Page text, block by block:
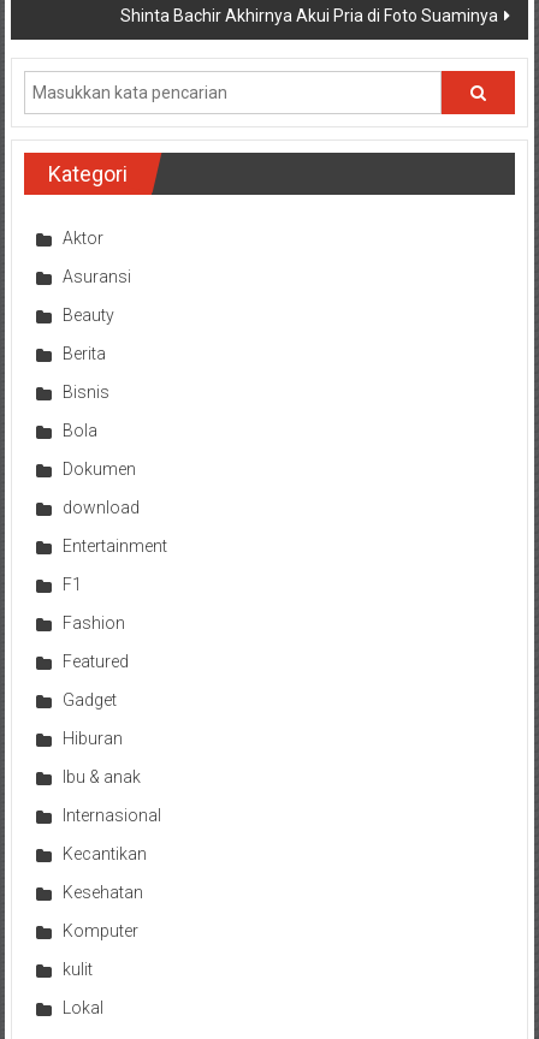
Shinta Bachir Akhirnya Akui Pria di Foto Suaminya
Kategori
Aktor
Asuransi
Beauty
Berita
Bisnis
Bola
Dokumen
download
Entertainment
F1
Fashion
Featured
Gadget
Hiburan
Ibu & anak
Internasional
Kecantikan
Kesehatan
Komputer
kulit
Lokal